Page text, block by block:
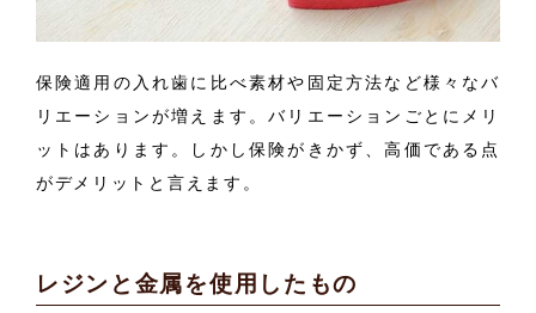
保険適用の入れ歯に比べ素材や固定方法など様々なバ
リエーションが増えます。バリエーションごとにメリ
ットはあります。しかし保険がきかず、高価である点
がデメリットと言えます。
レジンと金属を使用したもの